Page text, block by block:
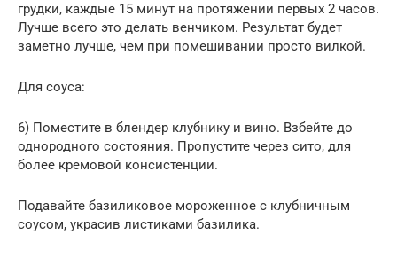
грудки, каждые 15 минут на протяжении первых 2 часов.
Лучше всего это делать венчиком. Результат будет
заметно лучше, чем при помешивании просто вилкой.
Для соуса:
6) Поместите в блендер клубнику и вино. Взбейте до
однородного состояния. Пропустите через сито, для
более кремовой консистенции.
Подавайте базиликовое мороженное с клубничным
соусом, украсив листиками базилика.